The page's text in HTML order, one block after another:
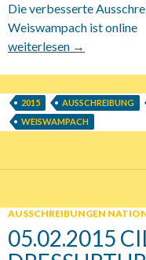
Die verbesserte
Weiswampach ist online
26.06.-28.06.2015
weiterlesen →
2015 AUSSCHREIBUNG
WEISWAMPACH
AUSSCHREIBUNGEN
05.02.2015